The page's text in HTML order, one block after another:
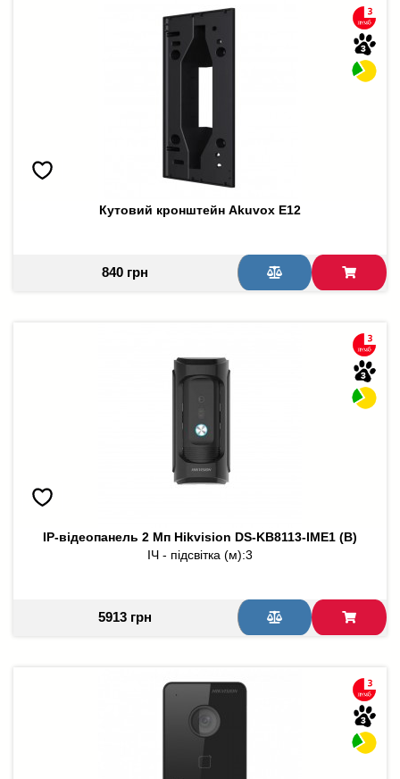
Кутовий кронштейн Akuvox E12
840 грн
IP-відеопанель 2 Мп Hikvision DS-KB8113-IME1 (B)
ІЧ - підсвітка (м):3
5913 грн